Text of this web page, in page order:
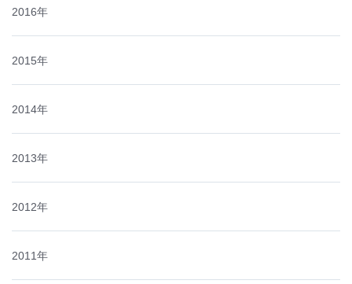
2016年
2015年
2014年
2013年
2012年
2011年